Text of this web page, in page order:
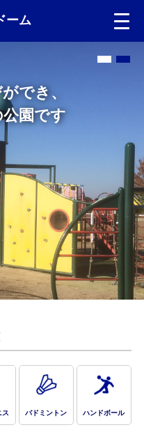
ーム
でき、
園です
ス バドミントン ハンドボール